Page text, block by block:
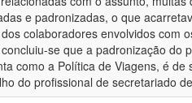
e padronizadas, o que
colaboradores envolvidos com
se que a padronização do
como a Política de Viagens, é
do profissional de secretariado